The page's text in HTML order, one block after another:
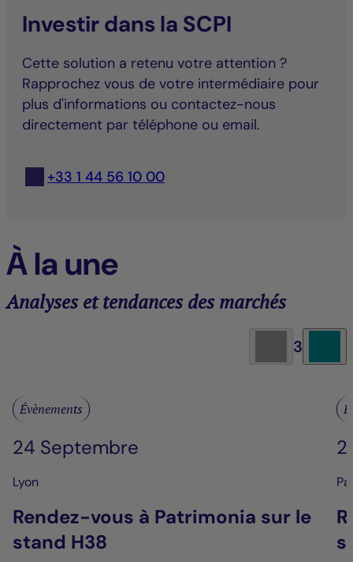
Investir dans la SCPI
Cette solution a retenu votre attention ?
Rapprochez vous de votre intermédiaire pour
plus d'informations ou contactez-nous
directement par téléphone ou email.
+33 1 44 56 10 00
À la une
Analyses et tendances des marchés
3
Évènements
24 Septembre
Lyon
Rendez-vous à Patrimonia sur le
stand H38